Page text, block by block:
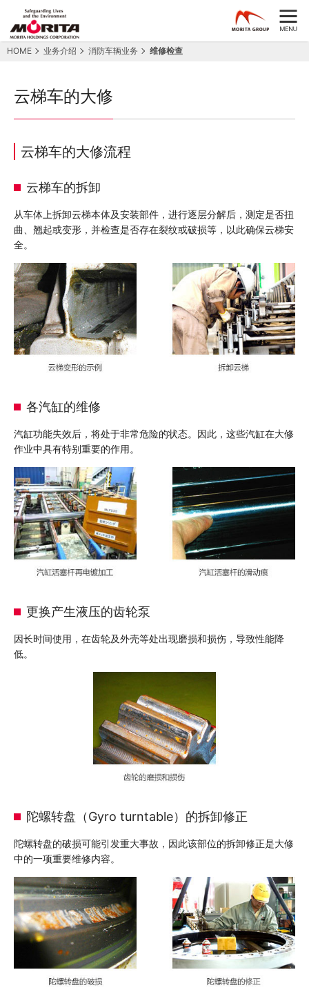
HOME 业务介绍 消防车辆业务 维修检查
云梯车的大修
云梯车的大修流程
云梯车的拆卸
从车体上拆卸云梯本体及安装部件，进行逐层分解后，测定是否扭
曲、翘起或变形，并检查是否存在裂纹或破损等，以此确保云梯安
全。
各汽缸的维修
汽缸功能失效后，将处于非常危险的状态。因此，这些汽缸在大修
作业中具有特别重要的作用。
更换产生液压的齿轮泵
因长时间使用，在齿轮及外壳等处出现磨损和损伤，导致性能降
低。
陀螺转盘（Gyro turntable）的拆卸修正
陀螺转盘的破损可能引发重大事故，因此该部位的拆卸修正是大修
中的一项重要维修内容。